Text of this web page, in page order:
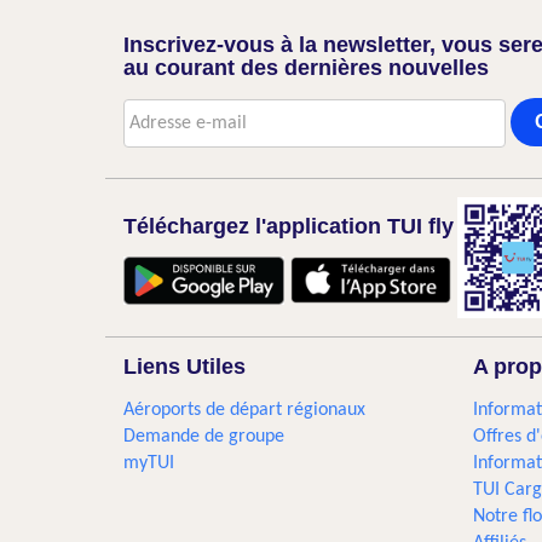
Inscrivez-vous à la newsletter, vous
au courant des dernières nouvelles
Téléchargez l'application TUI fly
Liens Utiles
Aéroports de départ régionaux
Demande de groupe
myTUI
A
Offres
TUI
Notre